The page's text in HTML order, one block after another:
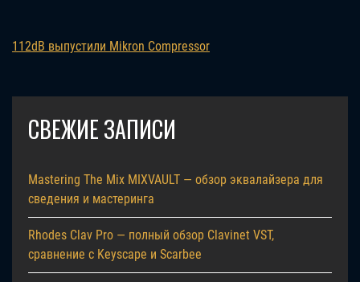
112dB выпустили Mikron Compressor
СВЕЖИЕ ЗАПИСИ
Mastering The Mix MIXVAULT — обзор эквалайзера для
сведения и мастеринга
Rhodes Clav Pro — полный обзор Clavinet VST,
сравнение с Keyscape и Scarbee